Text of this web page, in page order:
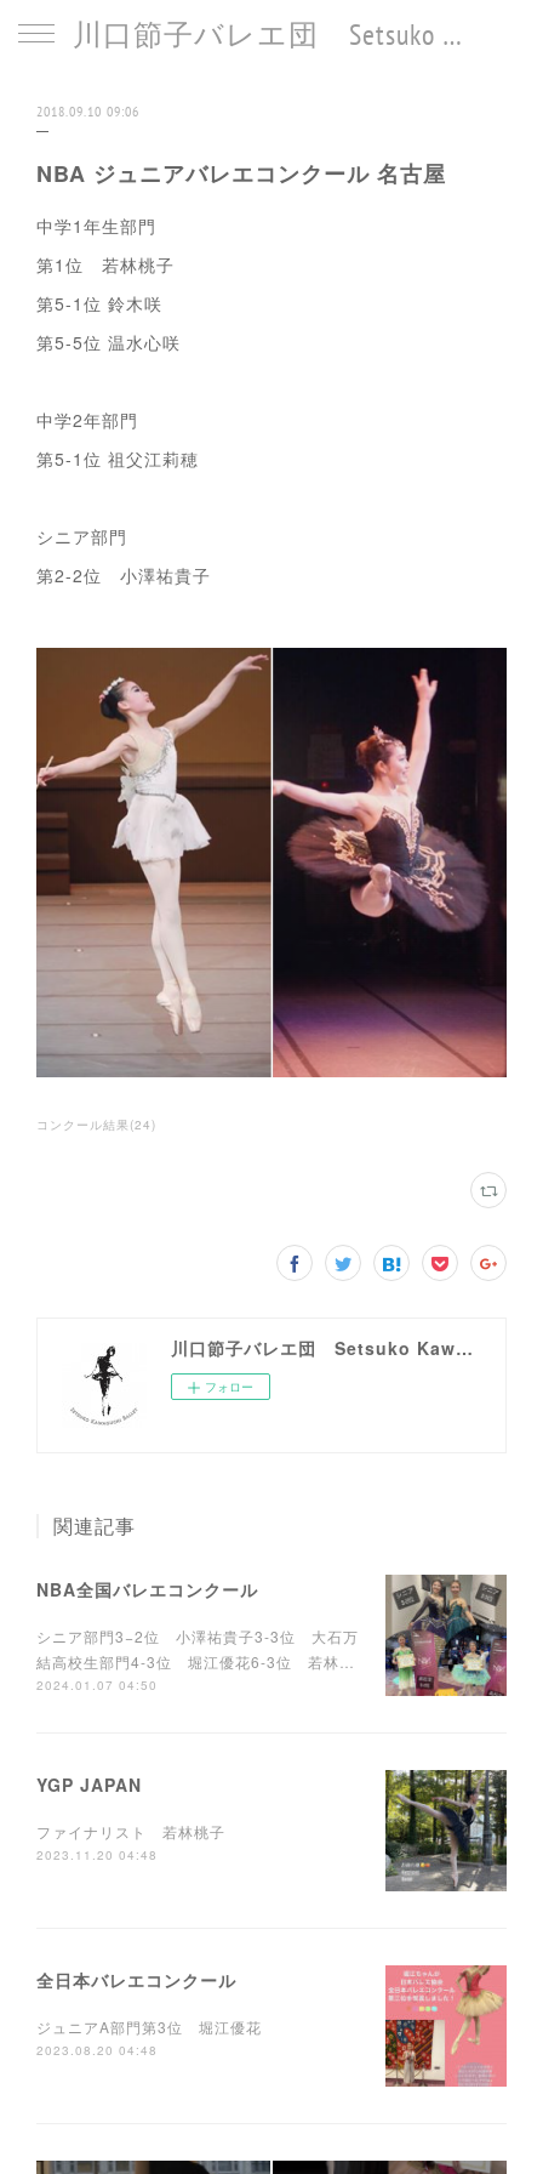
川口節子バレエ団 Setsuko Kawaguchi Ballet
2018.09.10 09:06
NBA ジュニアバレエコンクール 名古屋
中学1年生部門
第1位 若林桃子
第5-1位 鈴木咲
第5-5位 温水心咲
中学2年部門
第5-1位 祖父江莉穂
シニア部門
第2-2位 小澤祐貴子
コンクール結果 (24)
川口節子バレエ団 Setsuko Kawaguchi Ballet
フォロー
関連記事
NBA全国バレエコンクール
シニア部門3−2位 小澤祐貴子3-3位 大石万
結高校生部門4-3位 堀江優花6-3位 若林…
2024.01.07 04:50
YGP JAPAN
ファイナリスト 若林桃子
2023.11.20 04:48
全日本バレエコンクール
ジュニアA部門第3位 堀江優花
2023.08.20 04:48